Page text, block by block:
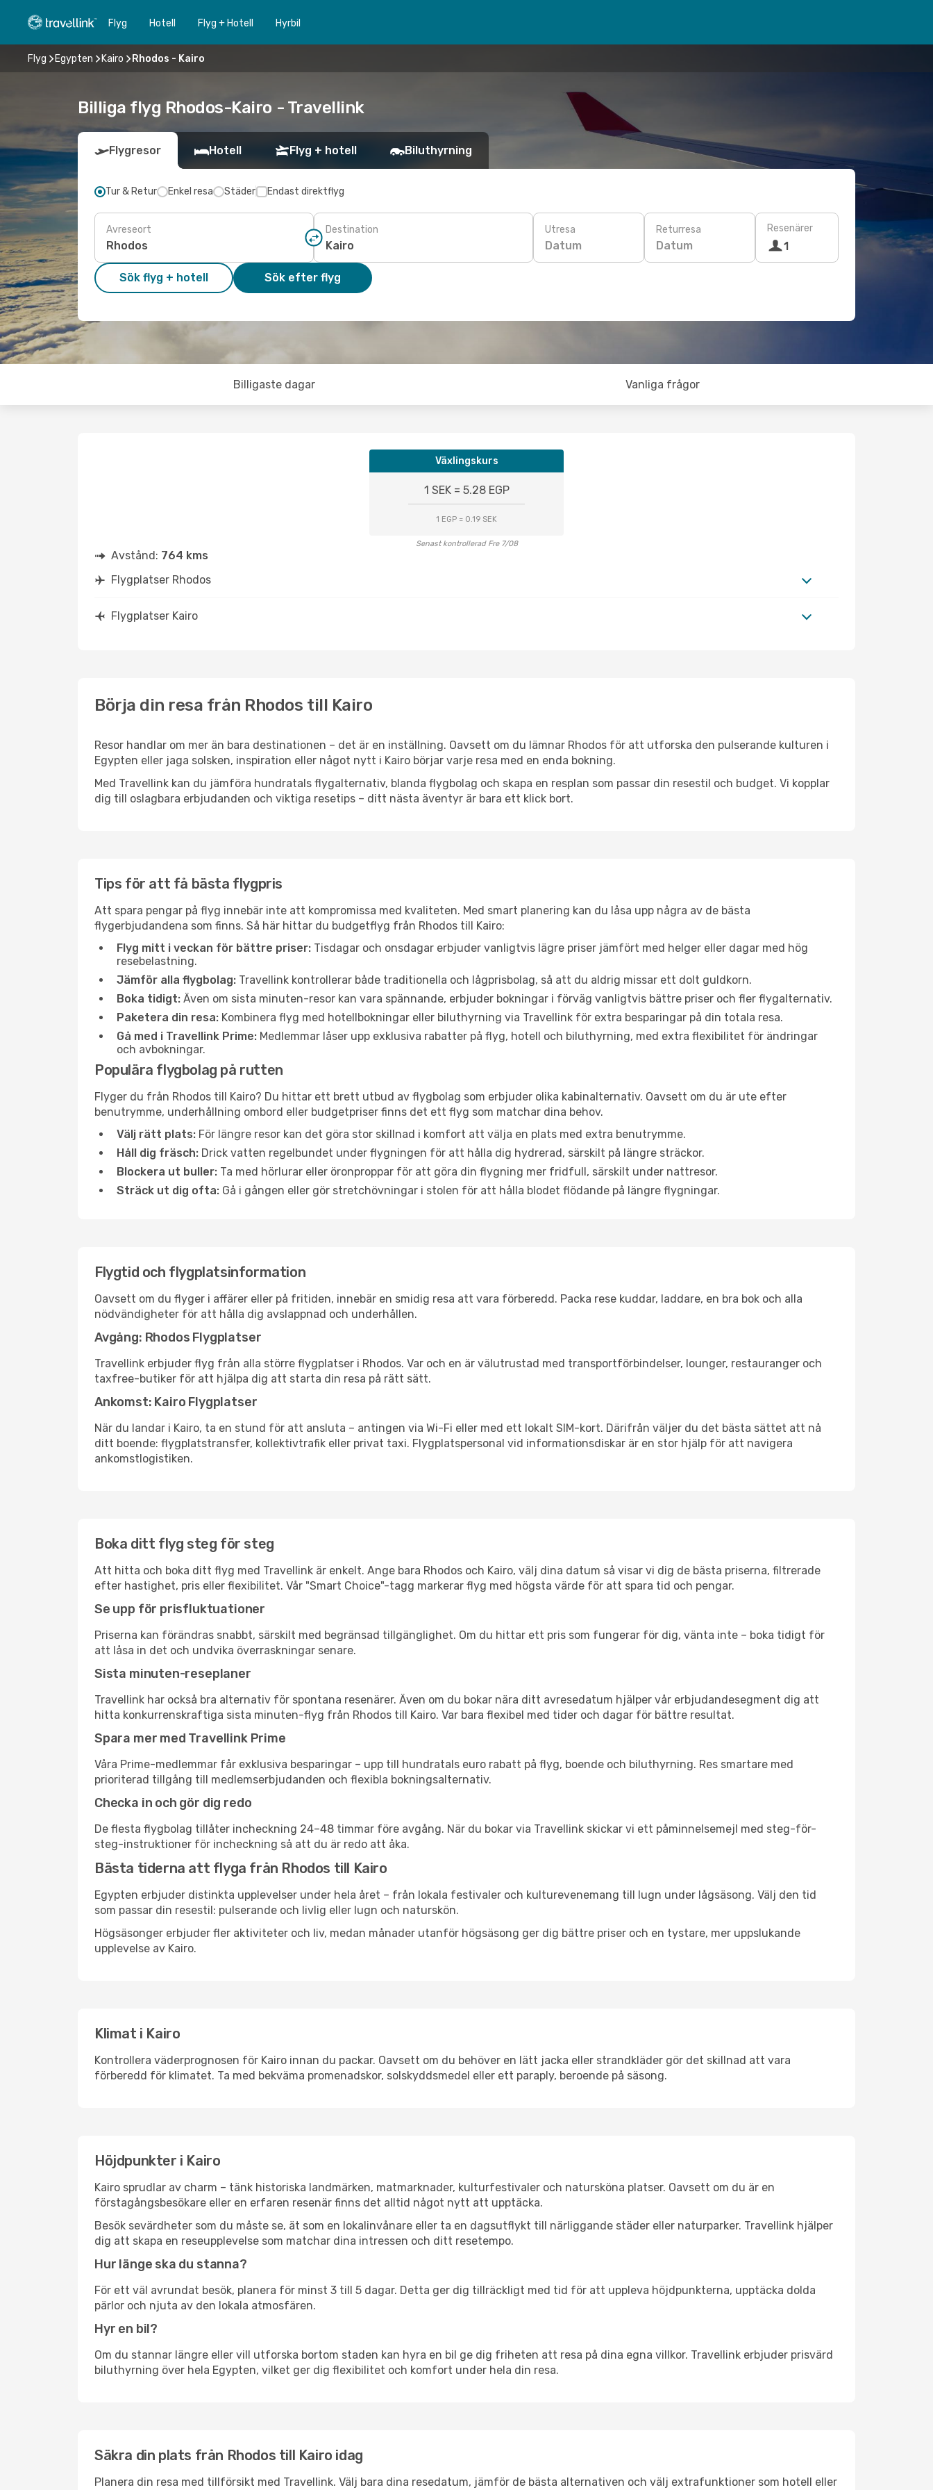
Flyg Hotell Flyg + Hotell Hyrbil
Flyg Egypten Kairo Rhodos - Kairo
Billiga flyg Rhodos-Kairo - Travellink
Flygresor Hotell Flyg + hotell Biluthyrning
Tur & Retur Enkel resa Städer Endast direktflyg
Avreseort Destination Utresa
Datum
Returresa
Datum
Resenärer
1
Sök flyg + hotell Sök efter flyg
Billigaste dagar Vanliga frågor
Växlingskurs
1 SEK = 5.28 EGP
1 EGP = 0.19 SEK
Senast kontrollerad Fre 7/08
Avstånd: 764 kms
Flygplatser Rhodos
Flygplatser Kairo
Börja din resa från Rhodos till Kairo
Resor handlar om mer än bara destinationen – det är en inställning. Oavsett om du lämnar Rhodos för att utforska den pulserande kulturen i
Egypten eller jaga solsken, inspiration eller något nytt i Kairo börjar varje resa med en enda bokning.
Med Travellink kan du jämföra hundratals flygalternativ, blanda flygbolag och skapa en resplan som passar din resestil och budget. Vi kopplar
dig till oslagbara erbjudanden och viktiga resetips – ditt nästa äventyr är bara ett klick bort.
Tips för att få bästa flygpris
Att spara pengar på flyg innebär inte att kompromissa med kvaliteten. Med smart planering kan du låsa upp några av de bästa
flygerbjudandena som finns. Så här hittar du budgetflyg från Rhodos till Kairo:
Flyg mitt i veckan för bättre priser: Tisdagar och onsdagar erbjuder vanligtvis lägre priser jämfört med helger eller dagar med hög
resebelastning.
Jämför alla flygbolag: Travellink kontrollerar både traditionella och lågprisbolag, så att du aldrig missar ett dolt guldkorn.
Boka tidigt: Även om sista minuten-resor kan vara spännande, erbjuder bokningar i förväg vanligtvis bättre priser och fler flygalternativ.
Paketera din resa: Kombinera flyg med hotellbokningar eller biluthyrning via Travellink för extra besparingar på din totala resa.
Gå med i Travellink Prime: Medlemmar låser upp exklusiva rabatter på flyg, hotell och biluthyrning, med extra flexibilitet för ändringar
och avbokningar.
Populära flygbolag på rutten
Flyger du från Rhodos till Kairo? Du hittar ett brett utbud av flygbolag som erbjuder olika kabinalternativ. Oavsett om du är ute efter
benutrymme, underhållning ombord eller budgetpriser finns det ett flyg som matchar dina behov.
Välj rätt plats: För längre resor kan det göra stor skillnad i komfort att välja en plats med extra benutrymme.
Håll dig fräsch: Drick vatten regelbundet under flygningen för att hålla dig hydrerad, särskilt på längre sträckor.
Blockera ut buller: Ta med hörlurar eller öronproppar för att göra din flygning mer fridfull, särskilt under nattresor.
Sträck ut dig ofta: Gå i gången eller gör stretchövningar i stolen för att hålla blodet flödande på längre flygningar.
Flygtid och flygplatsinformation
Oavsett om du flyger i affärer eller på fritiden, innebär en smidig resa att vara förberedd. Packa rese kuddar, laddare, en bra bok och alla
nödvändigheter för att hålla dig avslappnad och underhållen.
Avgång: Rhodos Flygplatser
Travellink erbjuder flyg från alla större flygplatser i Rhodos. Var och en är välutrustad med transportförbindelser, lounger, restauranger och
taxfree-butiker för att hjälpa dig att starta din resa på rätt sätt.
Ankomst: Kairo Flygplatser
När du landar i Kairo, ta en stund för att ansluta – antingen via Wi-Fi eller med ett lokalt SIM-kort. Därifrån väljer du det bästa sättet att nå
ditt boende: flygplatstransfer, kollektivtrafik eller privat taxi. Flygplatspersonal vid informationsdiskar är en stor hjälp för att navigera
ankomstlogistiken.
Boka ditt flyg steg för steg
Att hitta och boka ditt flyg med Travellink är enkelt. Ange bara Rhodos och Kairo, välj dina datum så visar vi dig de bästa priserna, filtrerade
efter hastighet, pris eller flexibilitet. Vår "Smart Choice"-tagg markerar flyg med högsta värde för att spara tid och pengar.
Se upp för prisfluktuationer
Priserna kan förändras snabbt, särskilt med begränsad tillgänglighet. Om du hittar ett pris som fungerar för dig, vänta inte – boka tidigt för
att låsa in det och undvika överraskningar senare.
Sista minuten-reseplaner
Travellink har också bra alternativ för spontana resenärer. Även om du bokar nära ditt avresedatum hjälper vår erbjudandesegment dig att
hitta konkurrenskraftiga sista minuten-flyg från Rhodos till Kairo. Var bara flexibel med tider och dagar för bättre resultat.
Spara mer med Travellink Prime
Våra Prime-medlemmar får exklusiva besparingar – upp till hundratals euro rabatt på flyg, boende och biluthyrning. Res smartare med
prioriterad tillgång till medlemserbjudanden och flexibla bokningsalternativ.
Checka in och gör dig redo
De flesta flygbolag tillåter incheckning 24–48 timmar före avgång. När du bokar via Travellink skickar vi ett påminnelsemejl med steg-för-
steg-instruktioner för incheckning så att du är redo att åka.
Bästa tiderna att flyga från Rhodos till Kairo
Egypten erbjuder distinkta upplevelser under hela året – från lokala festivaler och kulturevenemang till lugn under lågsäsong. Välj den tid
som passar din resestil: pulserande och livlig eller lugn och naturskön.
Högsäsonger erbjuder fler aktiviteter och liv, medan månader utanför högsäsong ger dig bättre priser och en tystare, mer uppslukande
upplevelse av Kairo.
Klimat i Kairo
Kontrollera väderprognosen för Kairo innan du packar. Oavsett om du behöver en lätt jacka eller strandkläder gör det skillnad att vara
förberedd för klimatet. Ta med bekväma promenadskor, solskyddsmedel eller ett paraply, beroende på säsong.
Höjdpunkter i Kairo
Kairo sprudlar av charm – tänk historiska landmärken, matmarknader, kulturfestivaler och natursköna platser. Oavsett om du är en
förstagångsbesökare eller en erfaren resenär finns det alltid något nytt att upptäcka.
Besök sevärdheter som du måste se, ät som en lokalinvånare eller ta en dagsutflykt till närliggande städer eller naturparker. Travellink hjälper
dig att skapa en reseupplevelse som matchar dina intressen och ditt resetempo.
Hur länge ska du stanna?
För ett väl avrundat besök, planera för minst 3 till 5 dagar. Detta ger dig tillräckligt med tid för att uppleva höjdpunkterna, upptäcka dolda
pärlor och njuta av den lokala atmosfären.
Hyr en bil?
Om du stannar längre eller vill utforska bortom staden kan hyra en bil ge dig friheten att resa på dina egna villkor. Travellink erbjuder prisvärd
biluthyrning över hela Egypten, vilket ger dig flexibilitet och komfort under hela din resa.
Säkra din plats från Rhodos till Kairo idag
Planera din resa med tillförsikt med Travellink. Välj bara dina resedatum, jämför de bästa alternativen och välj extrafunktioner som hotell eller